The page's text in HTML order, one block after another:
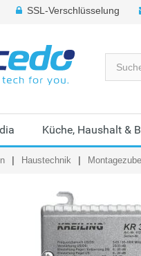
SSL-Verschlüsselung
Küche, Haushalt &
Haustechnik